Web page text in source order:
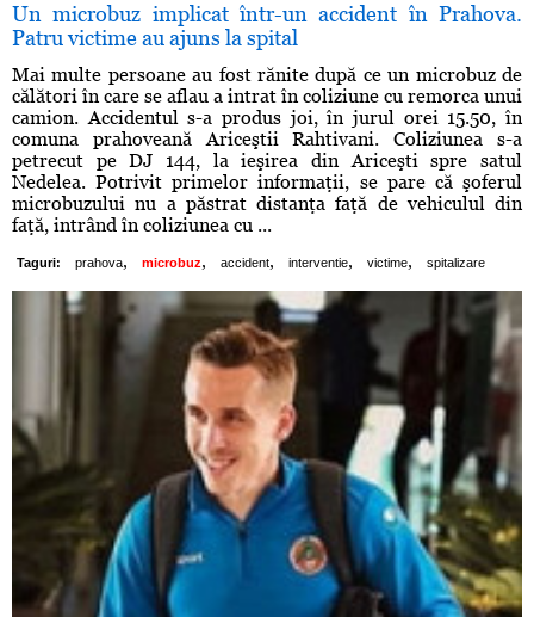
Un microbuz implicat într-un accident în Prahova.
Patru victime au ajuns la spital
Mai multe persoane au fost rănite după ce un microbuz de
călători în care se aflau a intrat în coliziune cu remorca unui
camion. Accidentul s-a produs joi, în jurul orei 15.50, în
comuna prahoveană Ariceştii Rahtivani. Coliziunea s-a
petrecut pe DJ 144, la ieşirea din Ariceşti spre satul
Nedelea. Potrivit primelor informaţii, se pare că şoferul
microbuzului nu a păstrat distanţa faţă de vehiculul din
faţă, intrând în coliziunea cu ...
Taguri: prahova, microbuz, accident, interventie, victime, spitalizare